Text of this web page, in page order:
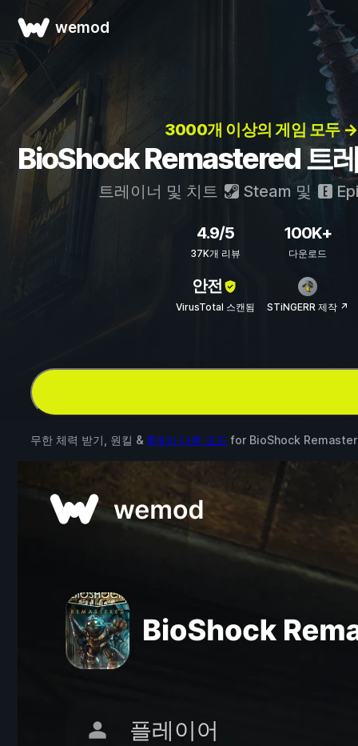
wemod
3000개 이상의 게임 모두 →
BioShock Remastered 트
트레이너 및 치트 Steam 및
4.9/5
37K개 리뷰
100K+
다운로드
안전
VirusTotal 스캔됨 STiNGERR 제작 ↗
무한 체력 받기, 원킬 & 8개의 다른 모드 for BioShock